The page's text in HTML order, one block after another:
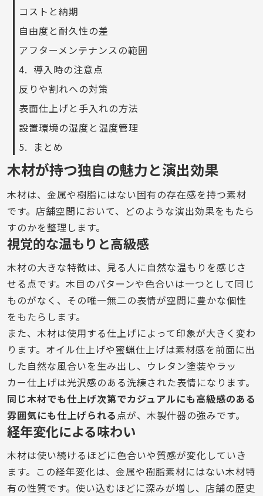
コストと納期
自由度と耐久性の差
アフターメンテナンスの範囲
導入時の注意点
反りや割れへの対策
表面仕上げと手入れの方法
設置環境の湿度と温度管理
まとめ
木材が持つ独自の魅力と演出効果
木材は、金属や樹脂にはない固有の存在感を持つ素材
です。店舗空間において、どのような演出効果をもたら
すのかを整理します。
視覚的な温もりと高級感
木材の大きな特徴は、見る人に自然な温もりを感じさ
せる点です。木目のパターンや色合いは一つとして同じ
ものがなく、その唯一無二の表情が空間に豊かな個性
をもたらします。
また、木材は使用する仕上げによって印象が大きく変わ
ります。オイル仕上げや蜜蝋仕上げは素材感を前面に出
した自然な風合いを生み出し、ウレタン塗装やラッ
カー仕上げは光沢感のある洗練された表情になります。
同じ木材でも仕上げ次第でカジュアルにも高級感のある
雰囲気にも仕上げられる 点が、木製什器の強みです。
経年変化による味わい
木材は使い続けるほどに色合いや質感が変化していき
ます。この経年変化は、金属や樹脂素材にはない木材特
有の性質です。使い込むほどに深みが増し、店舗の歴史